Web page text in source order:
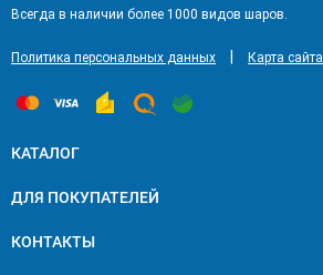
Всегда в наличии более 1000 видов шаров.
Политика персональных данных Карта сайта
КАТАЛОГ
ДЛЯ ПОКУПАТЕЛЕЙ
КОНТАКТЫ